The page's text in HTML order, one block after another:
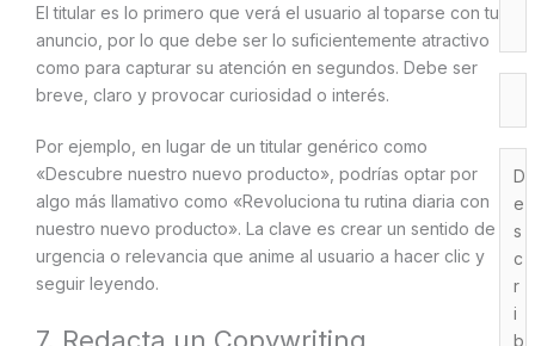
El titular es lo primero que verá el usuario al toparse con tu
anuncio, por lo que debe ser lo suficientemente atractivo
como para capturar su atención en segundos. Debe ser
breve, claro y provocar curiosidad o interés.
Por ejemplo, en lugar de un titular genérico como
«Descubre nuestro nuevo producto», podrías optar por
algo más llamativo como «Revoluciona tu rutina diaria con
nuestro nuevo producto». La clave es crear un sentido de
urgencia o relevancia que anime al usuario a hacer clic y
seguir leyendo.
7. Redacta un Copywriting